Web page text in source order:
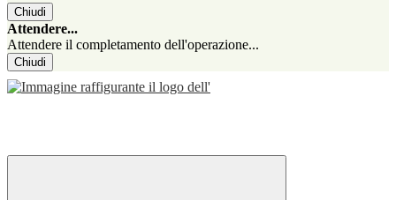
Chiudi
Attendere...
Attendere il completamento dell'operazione...
Chiudi